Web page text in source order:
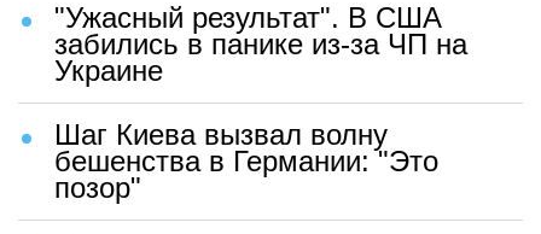
"Ужасный результат". В США
забились в панике из-за ЧП на
Украине
Шаг Киева вызвал волну
бешенства в Германии: "Это
позор"